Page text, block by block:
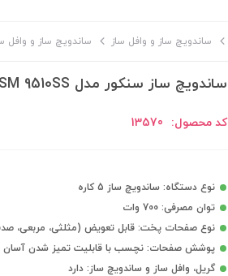
ساندویچ ساز و وافل ساز ساندویچ ساز و وافل
ساندویچ ساز سنکور مدل SSM 9510SS
کد محصول: 13570
نوع دستگاه: ساندویچ ساز 5 کاره
توان مصرفی: 700 وات
نوع صفحات پخت: قابل تعویض (مثلثی، مربعی،
پوشش صفحات: نچسب با قابلیت تمیز شدن آسان
گریل، وافل ساز و ساندویچ ساز: دارد